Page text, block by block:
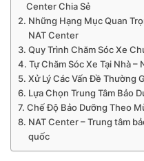
Center Chia Sẻ
Những Hạng Mục Quan
NAT Center
Quy Trình Chăm Sóc Xe
Tự Chăm Sóc Xe Tại Nhà
Xử Lý Các Vấn Đề Thường
Lựa Chọn Trung Tâm Bảo
Chế Độ Bảo Dưỡng Theo
NAT Center – Trung tâm
quốc